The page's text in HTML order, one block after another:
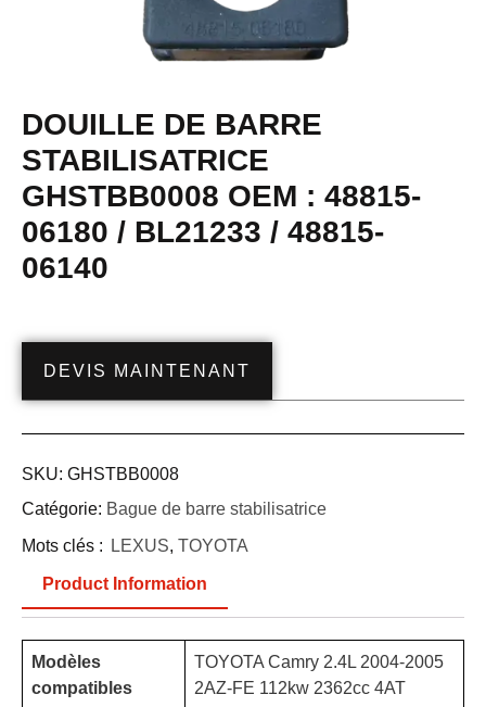
DOUILLE DE BARRE
STABILISATRICE
GHSTBB0008 OEM : 48815-
06180 / BL21233 / 48815-
06140
DEVIS MAINTENANT
SKU: GHSTBB0008
Catégorie: Bague de barre stabilisatrice
Mots clés : LEXUS, TOYOTA
Product Information
Modèles
compatibles
TOYOTA Camry 2.4L 2004-2005
2AZ-FE 112kw 2362cc 4AT